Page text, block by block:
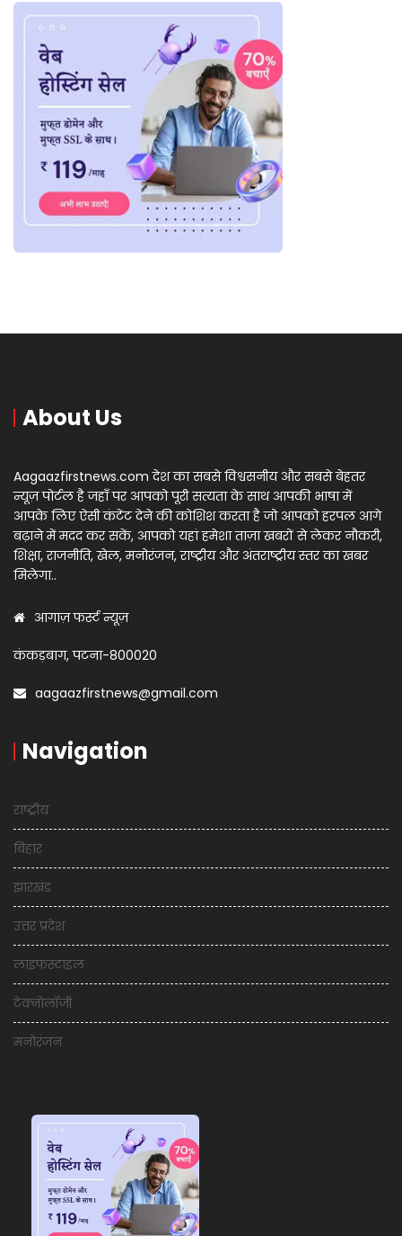
About Us
Aagaazfirstnews.com देश का सबसे विश्वसनीय और सबसे बेहतर
न्यूज़ पोर्टल है जहाँ पर आपको पूरी सत्यता के साथ आपकी भाषा में
आपके लिए ऐसी कंटेंट देने की कोशिश करता है जो आपको हरपल आगे
बढ़ाने में मदद कर सकें, आपको यहां हमेशा ताज़ा खबरों से लेकर नौकरी,
शिक्षा, राजनीति, खेल, मनोरंजन, राष्ट्रीय और अंतराष्ट्रीय स्तर का खबर
मिलेगा..
आगाज़ फर्स्ट न्यूज़
कंकड़बाग, पटना-800020
aagaazfirstnews@gmail.com
Navigation
राष्ट्रीय
बिहार
झारखंड
उत्तर प्रदेश
लाइफस्टाइल
टेक्नोलॉजी
मनोरंजन